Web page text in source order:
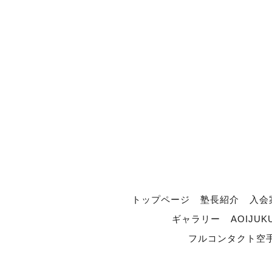
トップページ 塾長紹介
入
ギャラリー
フルコンタクト空